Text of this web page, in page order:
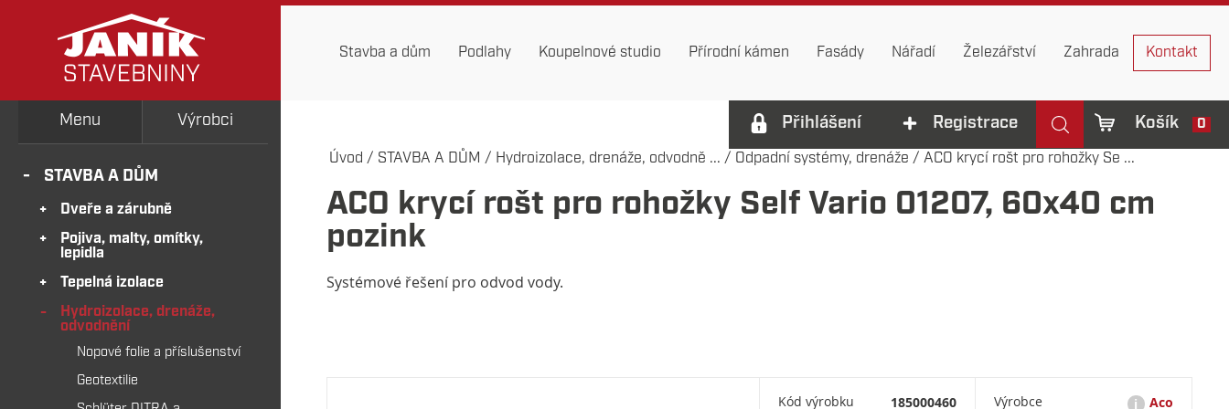
Stavba a dům Podlahy Koupelnové studio Přírodní kámen Fasády Nářadí Železářství Zahrada Kontakt
Přihlášení Registrace Košík 0
Menu Výrobci
STAVBA A DŮM
Dveře a zárubně
Pojiva, malty, omítky,
lepidla
Tepelná izolace
Hydroizolace, drenáže,
odvodnění
Nopové folie a příslušenství
Geotextilie
Úvod / STAVBA A DŮM / Hydroizolace, drenáže, odvodně ... / Odpadní systémy, drenáže / ACO krycí rošt pro rohožky Se ...
ACO krycí rošt pro rohožky Self Vario 01207, 60x40 cm
pozink
Systémové řešení pro odvod vody.
Kód výrobku 185000460 Výrobce i Aco